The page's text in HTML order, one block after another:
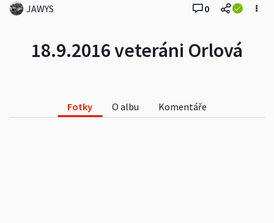
18.9.2016 veteráni Orlová
JAWYS 0
Fotky O albu Komentáře